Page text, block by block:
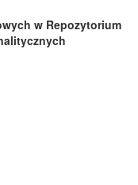
w Repozytorium